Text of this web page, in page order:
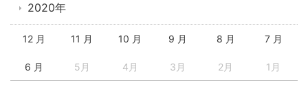
2020年
12 月 11 月 10 月 9 月 8 月 7 月
6 月 5月 4月 3月 2月 1月